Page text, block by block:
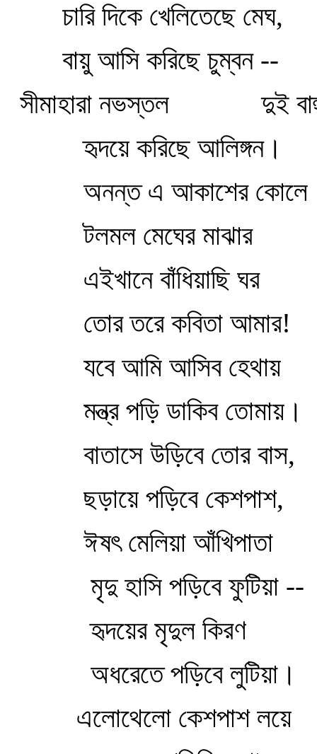
চারি দিকে খেলিতেছে মেঘ,
বায়ু আসি করিছে চুম্বন --
সীমাহারা নভস্তল
দুই
হৃদয়ে করিছে আলিঙ্গন।
অনন্ত এ আকাশের কোলে
টলমল মেঘের মাঝার
এইখানে বাঁধিয়াছি ঘর
তোর তরে কবিতা আমার!
যবে আমি আসিব হেথায়
মন্ত্র পড়ি ডাকিব তোমায়।
বাতাসে উড়িবে তোর বাস,
ছড়ায়ে পড়িবে কেশপাশ,
ঈষৎ মেলিয়া আঁখিপাতা
মৃদু হাসি পড়িবে ফুটিয়া --
হৃদয়ের মৃদুল কিরণ
অধরেতে পড়িবে লুটিয়া।
এলোথেলো কেশপাশ লয়ে